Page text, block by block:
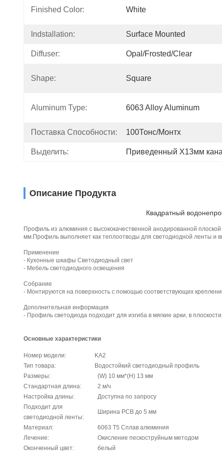
Finished Color: White
Indstallation: Surface Mounted
Diffuser: Opal/Frosted/Clear
Shape: Square
Aluminum Type: 6063 Alloy Aluminum
Поставка Способности: 100Тонс/Монтх
Выделить: Приведенный Х13мм
Описание Продукта
Квадратный
Профиль из алюминия с высококачественной анодированной
мм.Профиль выполняет как теплоотводы для светодиодной ленты и
Применение
- Кухонные шкафы Светодиодный свет
- Мебель светодиодного освещения
Собрание
- Монтируются на поверхность с помощью соответствующих
Дополнительная информация
- Профиль светодиода подходит для изгиба в мягкие арки, в
Основные характеристики
Номер модели:
KA2
Тип товара:
Водостойкий светодиодный профиль
Размеры:
(W) 10 мм*(H) 13 мм
Стандартная длина:
2 м/ч
Настройка длины:
Доступна по запросу
Подходит для
светодиодной ленты:
Ширина PCB до 5 мм
Материал:
6063 T5 Сплав алюминия
Лечение:
Окисление пескоструйным методом
Оконченный цвет:
белый